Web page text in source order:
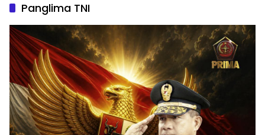
Panglima TNI